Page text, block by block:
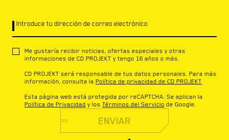
Introduce tu dirección de correo electrónico
Me gustaría recibir noticias, ofertas especiales y otras
informaciones de CD PROJEKT y tengo 16 años o más.
CD PROJEKT será responsable de tus datos personales. Para más
información, consulta la Política de privacidad de CD PROJEKT
Esta página web está protegida por reCAPTCHA. Se aplican la
Política de Privacidad y los Términos del Servicio de Google.
ENVIAR